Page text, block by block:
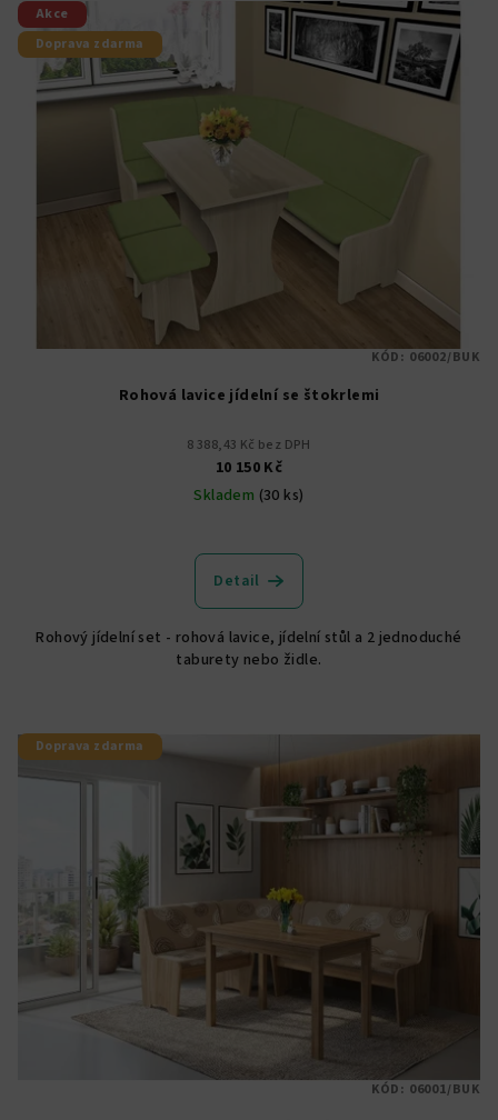
Akce
Doprava zdarma
Rohová lavice jídelní se štokrlemi
8 388,43 Kč bez DPH
10 150 Kč
Skladem (30 ks)
hodnocení
produktu
z
5
Detail
Rohový jídelní set - rohová lavice, jídelní stůl a 2 jednoduché
taburety nebo židle.
KÓD: 06002/BUK
Doprava zdarma
KÓD: 06001/BUK